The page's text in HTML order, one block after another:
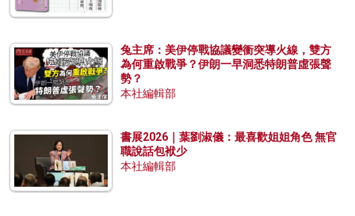
兔主席：美伊停戰協議變衝突導火線，雙方
為何重啟戰爭？伊朗一早洞悉特朗普虛張聲
勢？
本社編輯部
書展2026｜葉劉淑儀：最喜歡姐姐角色 無官
職說話包袱少
本社編輯部